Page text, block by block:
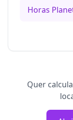
Horas
Quer